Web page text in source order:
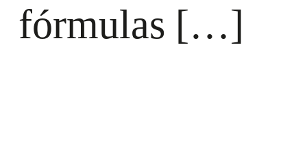
fórmulas […]